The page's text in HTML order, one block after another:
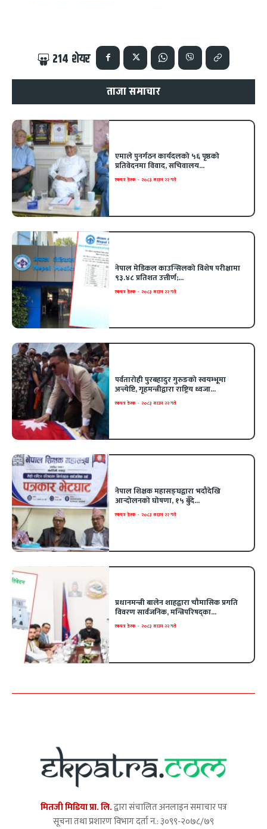
214 शेयर
ताजा समाचार
एमाले पुनर्गठन कार्यदलको ५६ पृष्ठको
प्रतिवेदनमा विवाद, सचिवालय...
एकपत्र डेस्क - २०८३ साउन २२ गते
नेपाल मेडिकल काउन्सिलको विशेष परीक्षामा
९३.४८ प्रतिशत उत्तीर्ण;...
एकपत्र डेस्क - २०८३ साउन २२ गते
पर्वतारोही पुरबहादुर गुरुङको स्वयम्भूमा
अन्त्येष्टि, गृहमन्त्रीद्वारा राष्ट्रिय ध्वजा...
एकपत्र डेस्क - २०८३ साउन २२ गते
नेपाल शिक्षक महासङ्घद्वारा भदौदेखि
आन्दोलनको घोषणा, १५ बुँदे...
एकपत्र डेस्क - २०८३ साउन २२ गते
प्रधानमन्त्री बालेन शाहद्वारा चौमासिक प्रगति
विवरण सार्वजनिक, मन्त्रिपरिषद्का...
एकपत्र डेस्क - २०८३ साउन २२ गते
मितजी मिडिया प्रा. लि.द्वारा संचालित अनलाइन समाचार पत्र
सूचना तथा प्रशारण विभाग दर्ता न.: ३०९९-२०७८/७९